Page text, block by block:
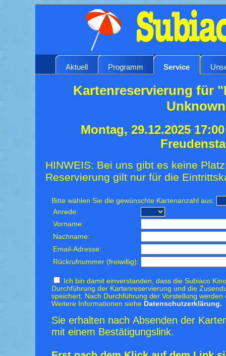
Aktuell Programm Service
Kartenreservierung für
Montag, 29.12.2025
HINWEIS: Bei uns gibt es keine
Reservierung gilt nur für die
Bitte wählen Sie die gewünschte Kartenanzahl aus:
Anrede:
Vorname:
Nachname:
Email-Adresse:
Rückrufnummer (freiwillig):
Ich bin damit einverstanden, dass die Subiaco
Durchführung der Kartenreservierung und die
speichert. Nach Durchführung der Vorstellung
Weitere Informationen siehe Datenschutzerklärung.
Sie erhalten nach Absenden der
mit einem Bestätigungslink.